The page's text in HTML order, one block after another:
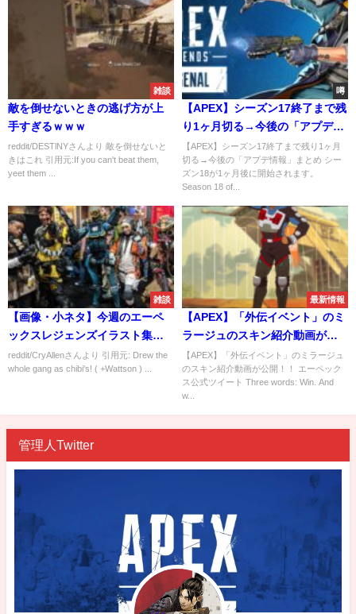
雑談
敵を倒せないときの逃げ方が上
手すぎるｗｗｗ
reddit/DESTlNYさんより 敵を倒せないと
きはこれ 引用元:If you can't beat them,
yeet them ...
噂
【APEX】シーズン17終了まで残
り1ヶ月切る→今後の「アプデ情
報」まとめ
【APEX】シーズン17終了まで残り1ヶ月
切る→今後の「アプデ情報」まとめ シー
ズン18が1ヶ月後に開始されます。
Season 18 of...
雑談
【画像・小ネタ】今週のエーペ
ックスレジェンズイラスト集、
他
reddit/CryAllenさんより 引用元: Drew the
whole gang as chibi's! ( +Wattson ) ...
最新情報
【APEX】「外伝イベント」のミ
ラージュのスキン紹介動画が公
開！！
【APEX】「外伝イベント」のミラージュ
のスキン紹介動画が公開！！ エーペック
ス公式ツイート Three words: Win. And
w...
管理人Twitter